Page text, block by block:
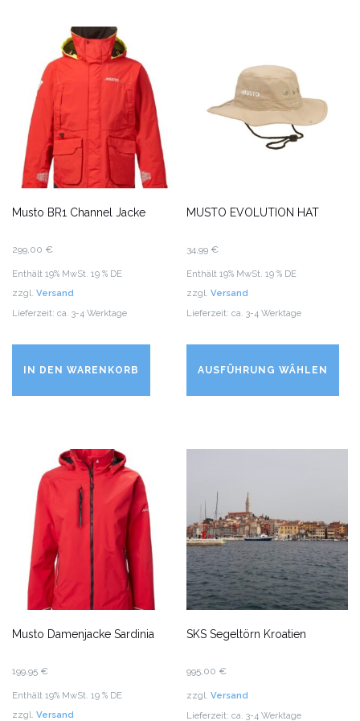
Musto BR1 Channel Jacke
299,00 €
Enthält 19% MwSt. 19 % DE
zzgl. Versand
Lieferzeit: ca. 3-4 Werktage
IN DEN WARENKORB
MUSTO EVOLUTION HAT
34,99 €
Enthält 19% MwSt. 19 % DE
zzgl.Versand
Lieferzeit: ca. 3-4 Werktage
AUSFÜHRUNG WÄHLEN
Musto Damenjacke Sardinia
199,95 €
Enthält 19% MwSt. 19 % DE
zzgl. Versand
SKS Segeltörn Kroatien
995,00 €
zzgl.Versand
Lieferzeit: ca. 3-4 Werktage